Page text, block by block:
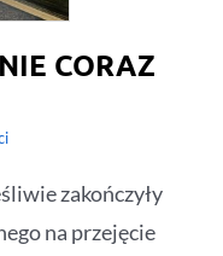
CORAZ
zakończyły
na przejęcie